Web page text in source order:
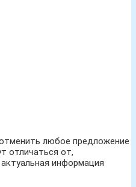
любое предложение
отличаться от,
информация